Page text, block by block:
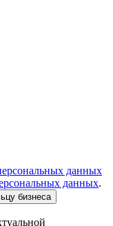
данных
данных.
бизнеса